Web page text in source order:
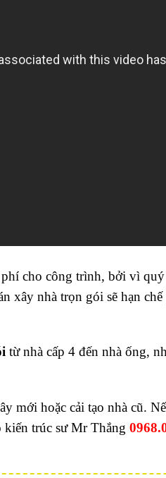
cho công trình, bởi vì quý
xây nhà trọn gói sẽ hạn
từ nhà cấp 4 đến nhà ống,
mới hoặc cải tạo nhà cũ.
kiến trúc sư Mr Thắng